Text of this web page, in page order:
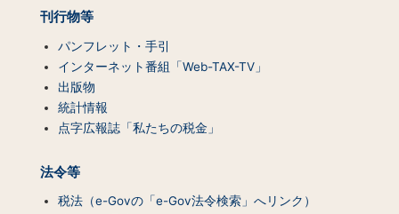
刊行物等
パンフレット・手引
インターネット番組「Web-TAX-TV」
出版物
統計情報
点字広報誌「私たちの税金」
法令等
税法（e-Govの「e-Gov法令検索」へリンク）